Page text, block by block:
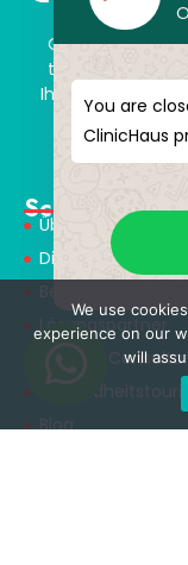
ClinicHaus
träumen,
Ihnen magische
Schnellmenü
Über Uns
Dienstleistungen
Behandlungen
Lösungspartner
Medical
Blog
You are
ClinicHaus
We use
experience on our
will